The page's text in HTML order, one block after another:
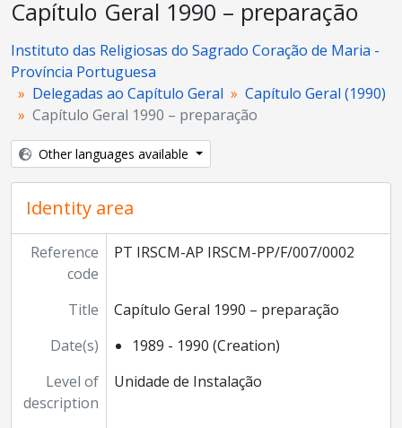
Capítulo Geral 1990 – preparação
Instituto das Religiosas do Sagrado Coração de Maria -
Província Portuguesa
Delegadas ao Capítulo Geral
Capítulo Geral (1990)
Capítulo Geral 1990 – preparação
Other languages available
Identity area
Reference
code
PT IRSCM-AP IRSCM-PP/F/007/0002
Title
Capítulo Geral 1990 – preparação
Date(s)
1989 - 1990 (Creation)
Level of
description
Unidade de Instalação